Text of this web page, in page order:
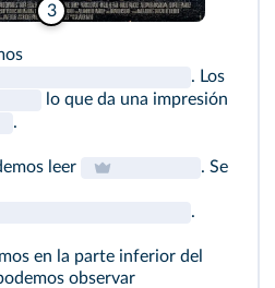
3
. Los
lo que da una impresión
.
leer
. Se
.
en la parte inferior del
observar